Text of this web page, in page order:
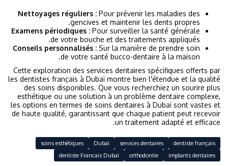
Nettoyages réguliers : Pour prévenir les maladies des
gencives et maintenir les dents propres.
Examens périodiques : Pour surveiller la santé générale
de votre bouche et des traitements appliqués.
Conseils personnalisés : Sur la manière de prendre soin
de votre santé bucco-dentaire à la maison.
Cette exploration des services dentaires spécifiques offerts par
les dentistes français à Dubaï montre bien l'étendue et la qualité
des soins disponibles. Que vous recherchiez un sourire plus
esthétique ou une solution à un problème dentaire complexe,
les options en termes de soins dentaires à Dubaï sont vastes et
de haute qualité, garantissant que chaque patient peut recevoir
un traitement adapté et efficace.
dentiste français
services dentaires
Dubaï
soins esthétiques
implants dentaires
orthodontie
dentiste Francais Dubai